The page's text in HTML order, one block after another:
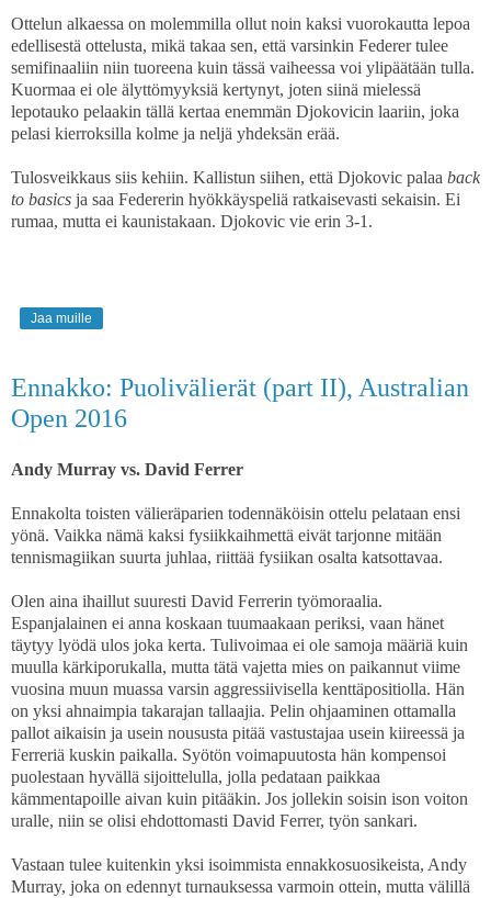
Ottelun alkaessa on molemmilla ollut noin kaksi vuorokautta lepoa
edellisestä ottelusta, mikä takaa sen, että varsinkin Federer tulee
semifinaaliin niin tuoreena kuin tässä vaiheessa voi ylipäätään tulla.
Kuormaa ei ole älyttömyyksiä kertynyt, joten siinä mielessä
lepotauko pelaakin tällä kertaa enemmän Djokovicin laariin, joka
pelasi kierroksilla kolme ja neljä yhdeksän erää.
Tulosveikkaus siis kehiin. Kallistun siihen, että Djokovic palaa back
to basics ja saa Federerin hyökkäyspeliä ratkaisevasti sekaisin. Ei
rumaa, mutta ei kaunistakaan. Djokovic vie erin 3-1.
Jaa muille
Ennakko: Puolivälierät (part II), Australian
Open 2016
Andy Murray vs. David Ferrer
Ennakolta toisten välieräparien todennäköisin ottelu pelataan ensi
yönä. Vaikka nämä kaksi fysiikkaihmettä eivät tarjonne mitään
tennismagiikan suurta juhlaa, riittää fysiikan osalta katsottavaa.
Olen aina ihaillut suuresti David Ferrerin työmoraalia.
Espanjalainen ei anna koskaan tuumaakaan periksi, vaan hänet
täytyy lyödä ulos joka kerta. Tulivoimaa ei ole samoja määriä kuin
muulla kärkiporukalla, mutta tätä vajetta mies on paikannut viime
vuosina muun muassa varsin aggressiivisella kenttäpositiolla. Hän
on yksi ahnaimpia takarajan tallaajia. Pelin ohjaaminen ottamalla
pallot aikaisin ja usein noususta pitää vastustajaa usein kiireessä ja
Ferreriä kuskin paikalla. Syötön voimapuutosta hän kompensoi
puolestaan hyvällä sijoittelulla, jolla pedataan paikkaa
kämmentapoille aivan kuin pitääkin. Jos jollekin soisin ison voiton
uralle, niin se olisi ehdottomasti David Ferrer, työn sankari.
Vastaan tulee kuitenkin yksi isoimmista ennakkosuosikeista, Andy
Murray, joka on edennyt turnauksessa varmoin ottein, mutta välillä